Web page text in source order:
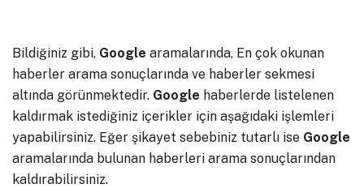
Bildiğiniz gibi, Google aramalarında, En çok okunan
haberler arama sonuçlarında ve haberler sekmesi
altında görünmektedir. Google haberlerde listelenen
kaldırmak istediğiniz içerikler için aşağıdaki işlemleri
yapabilirsiniz. Eğer şikayet sebebiniz tutarlı ise Google
aramalarında bulunan haberleri arama sonuçlarından
kaldırabilirsiniz.